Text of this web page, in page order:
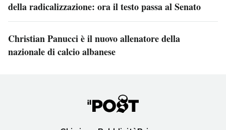
della radicalizzazione: ora il testo passa al Senato
Christian Panucci è il nuovo allenatore della
nazionale di calcio albanese